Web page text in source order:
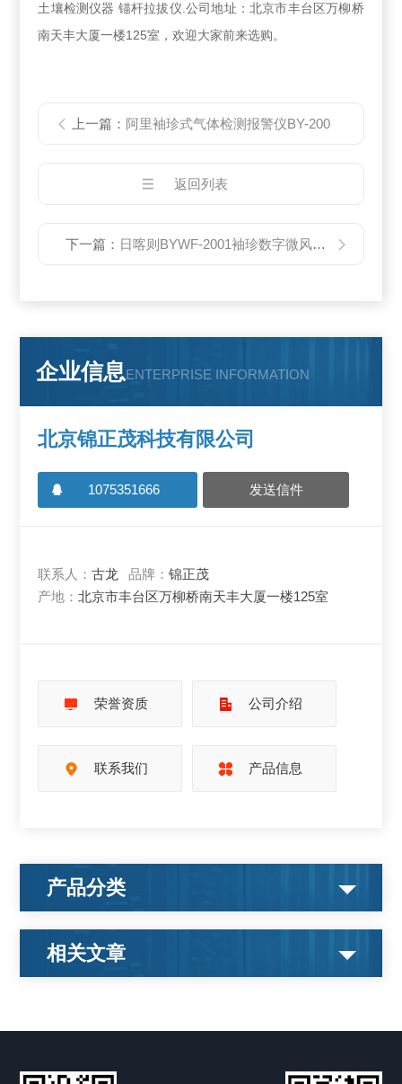
土壤检测仪器 锚杆拉拔仪.公司地址：北京市丰台区万柳桥
南天丰大厦一楼125室，欢迎大家前来选购。
上一篇： 阿里袖珍式气体检测报警仪BY-200
返回列表
下一篇： 日喀则BYWF-2001袖珍数字微风速仪
企业信息ENTERPRISE INFORMATION
北京锦正茂科技有限公司
1075351666 发送信件
联系人：古龙 品牌：锦正茂
产地：北京市丰台区万柳桥南天丰大厦一楼125室
荣誉资质 公司介绍
联系我们 产品信息
产品分类
相关文章